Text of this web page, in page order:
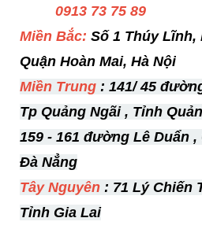
0913 73 75 89
Miền Bắc: Số 1 Thúy
Quận Hoàn Mai, Hà Nội
Miền Trung : 141/ 45
Tp Quảng Ngãi , Tỉnh
159 - 161 đường Lê Duẩn
Đà Nẳng
Tây Nguyên : 71 Lý Chiến
Tỉnh Gia Lai